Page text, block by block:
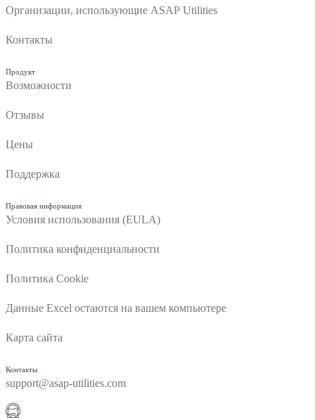
Организации, использующие ASAP Utilities
Контакты
Продукт
Возможности
Отзывы
Цены
Поддержка
Правовая информация
Условия использования (EULA)
Политика конфиденциальности
Политика Cookie
Данные Excel остаются на вашем компьютере
Карта сайта
Контакты
support@asap-utilities.com